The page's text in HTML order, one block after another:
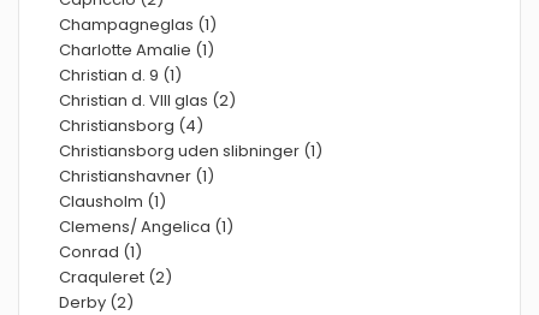
Champagneglas (1)
Charlotte Amalie (1)
Christian d. 9 (1)
Christian d. VIII glas (2)
Christiansborg (4)
Christiansborg uden slibninger (1)
Christianshavner (1)
Clausholm (1)
Clemens/ Angelica (1)
Conrad (1)
Craquleret (2)
Derby (2)